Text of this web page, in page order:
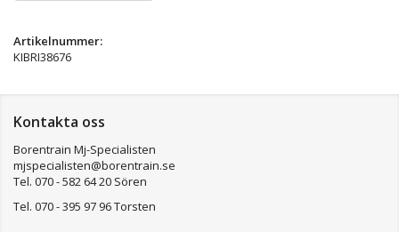
Artikelnummer:
KIBRI38676
Kontakta oss
Borentrain Mj-Specialisten
mjspecialisten@borentrain.se
Tel. 070 - 582 64 20 Sören
Tel. 070 - 395 97 96 Torsten